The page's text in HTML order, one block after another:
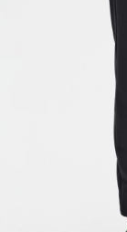
Республика
Республика Крым (1)
Республика Татарстан (2)
Ростовская область (2)
Самарская область (1)
Санкт-Петербург и ЛО
Саратовская область (1)
Свердловская область
Смоленская область (1)